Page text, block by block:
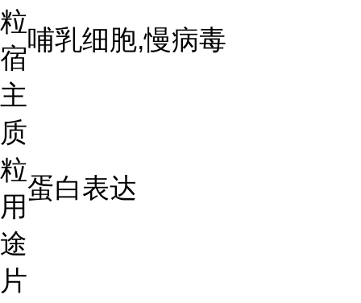
粒
宿
主
哺乳细胞,慢病毒
质
粒
用
途
蛋白表达
片